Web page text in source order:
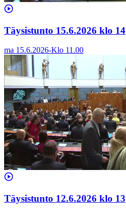
Täysistunto 15.6.2026 klo 14
ma 15.6.2026-Klo 11.00
Täysistunto 12.6.2026 klo 13